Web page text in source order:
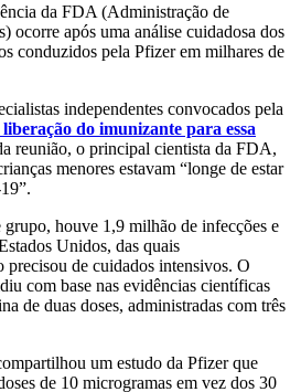
da FDA (Administração de
ocorre após uma análise cuidadosa dos
conduzidos pela Pfizer em milhares de
independentes convocados pela
do imunizante para essa
reunião, o principal cientista da FDA,
menores estavam “longe de estar
grupo, houve 1,9 milhão de infecções e
Unidos, das quais
precisou de cuidados intensivos. O
com base nas evidências científicas
de duas doses, administradas com três
um estudo da Pfizer que
de 10 microgramas em vez dos 30